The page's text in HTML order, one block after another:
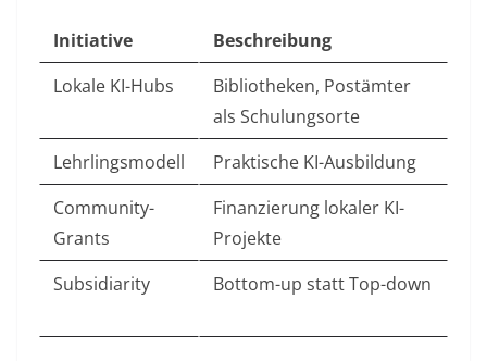
Initiative
Beschreibung
Lokale KI-Hubs
Bibliotheken, Postämter
als Schulungsorte ​
Lehrlingsmodell
Praktische KI-Ausbildung ​
Community-
Grants
Finanzierung lokaler KI-
Projekte ​
Subsidiarity
Bottom-up statt Top-down